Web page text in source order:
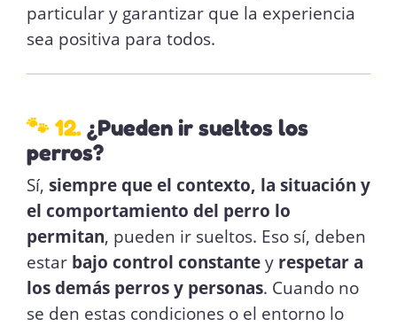
particular y garantizar que la experiencia
sea positiva para todos.
🐾 12.¿Pueden ir sueltos los
perros?
Sí, siempre que el contexto, la situación y
el comportamiento del perro lo
permitan, pueden ir sueltos. Eso sí, deben
estar bajo control constante y respetar a
los demás perros y personas. Cuando no
se den estas condiciones o el entorno lo